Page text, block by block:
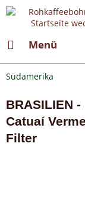
Menü
Südamerika
BRASILIEN
Catuaí
Filter